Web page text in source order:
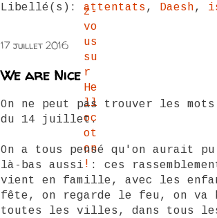
Libellé(s): attentats , Daesh,
17 juillet 2016
We are Nice
On ne peut pas trouver les
du 14 juillet.
On a tous pensé qu'on aurait
là-bas aussi : ces
vient en famille, avec les
fête, on regarde le feu, on va
toutes les villes, dans tous